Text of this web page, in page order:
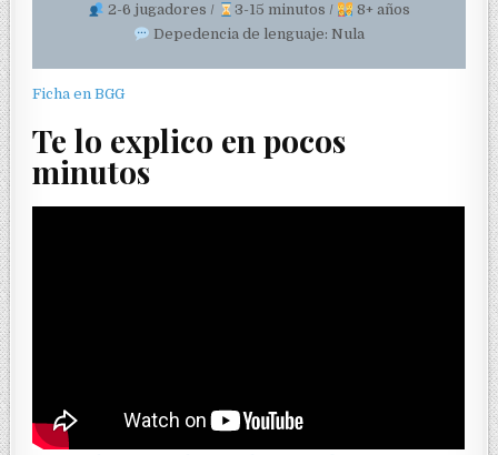
2-6 jugadores /
3-15 minutos /
8+ años
Depedencia de lenguaje: Nula
Ficha en BGG
Te lo explico en pocos
minutos